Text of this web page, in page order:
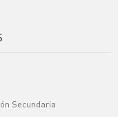
Secundaria